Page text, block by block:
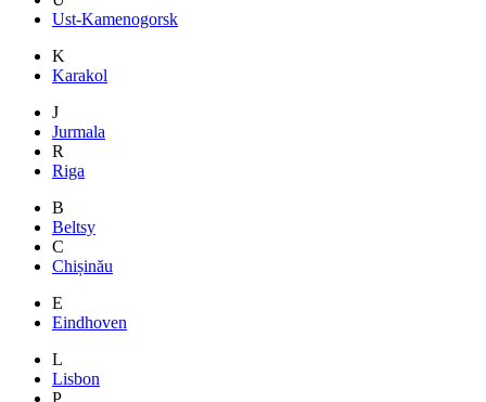
Ust-Kamenogorsk
K
Karakol
J
Jurmala
R
Riga
B
Beltsy
C
Chișinău
E
Eindhoven
L
Lisbon